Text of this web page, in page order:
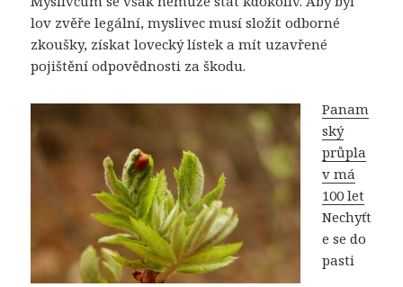
lov zvěře legální, myslivec musí složit odborné
zkoušky, získat lovecký lístek a mít uzavřené
pojištění odpovědnosti za škodu.
Panam
ský
průpla
v má
100 let
Nechyťt
e se do
pasti